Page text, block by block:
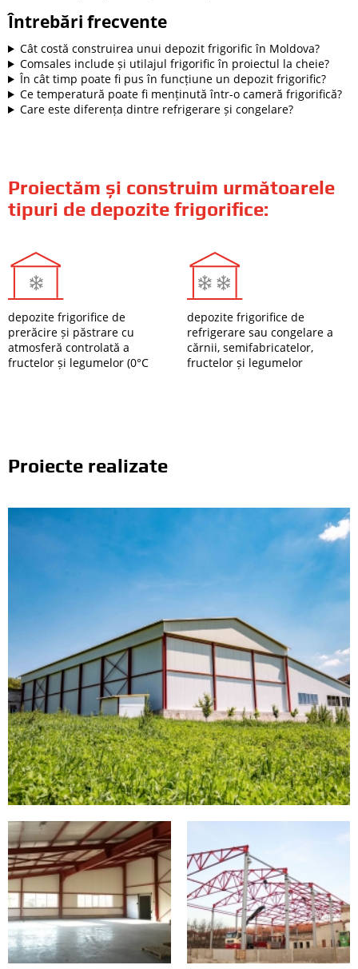
Întrebări frecvente
Cât costă construirea unui depozit frigorific în Moldova?
Comsales include și utilajul frigorific în proiectul la cheie?
În cât timp poate fi pus în funcțiune un depozit frigorific?
Ce temperatură poate fi menținută într-o cameră frigorifică?
Care este diferența dintre refrigerare și congelare?
Proiectăm și construim următoarele
tipuri de depozite frigorifice:
depozite frigorifice de
prerăcire și păstrare cu
atmosferă controlată a
fructelor și legumelor (0°C
depozite frigorifice de
refrigerare sau congelare a
cărnii, semifabricatelor,
fructelor și legumelor
Proiecte realizate